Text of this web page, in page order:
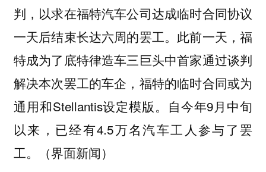
判，以求在福特汽车公司达成临时合同协议
一天后结束长达六周的罢工。此前一天，福
特成为了底特律造车三巨头中首家通过谈判
解决本次罢工的车企，福特的临时合同或为
通用和Stellantis设定模版。自今年9月中旬
以来，已经有4.5万名汽车工人参与了罢
工。（界面新闻）